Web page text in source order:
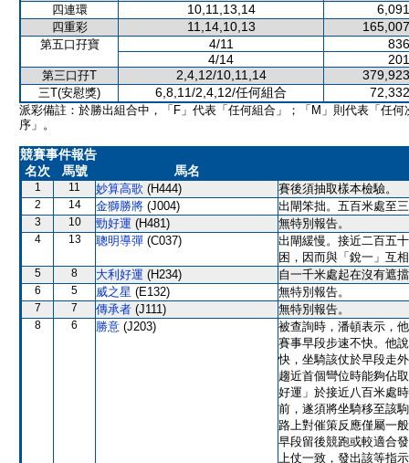
四連環 10,11,13,14
四重彩 11,14,10,13
第五口孖寶 4/11
4/14
第三口孖T 2,4,12/10,11,14
三T(安慰獎) 6,8,11/2,4,12/任何組合
派彩備註：於勝出組合中，「F」代表「任何組合」；「M」則代表「任何
序」。
競賽事件報告
名次
馬號 馬名
1 11 妙算高歌 (H444) 賽後須抽取樣本檢驗。
2 14 金獅勝將 (J004) 出閘笨拙。五百米處至
3 10 勁好運 (H481) 無特別報告。
4 13 聰明導彈 (C037)
出閘緩慢。接近二百五
困，因而與「銳一」互
5 8 大利好運 (H234) 自一千米處起在沒有遮
6 5 威之星 (E132) 無特別報告。
7 7 傳承者 (J111) 無特別報告。
8 6 勝意 (J203)
被查詢時，潘頓表示，
賽事早段步速不快。他
快，坐騎該仗於早段走
趨近首個彎位時能夠佔
好運」於接近八百米處
前，遂須將坐騎移至該
路上對催策反應僅屬一
早段留後競跑或較適合
上仗一致，發出該等指